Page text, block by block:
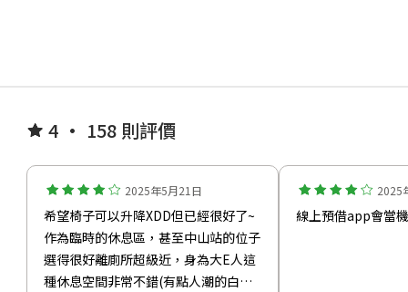
4 • 158 則評價
2025年5月21日
希望椅子可以升降XDD但已經很好了~
作為臨時的休息區，甚至中山站的位子
選得很好離廁所超級近，身為大E人這
種休息空間非常不錯(有點人潮的白噪
2025
線上預借app會當